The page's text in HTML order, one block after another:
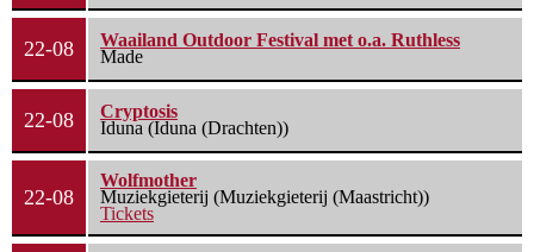
22-08
Waailand Outdoor Festival met o.a. Ruthless
Made
22-08
Cryptosis
Iduna (Iduna (Drachten))
22-08
Wolfmother
Muziekgieterij (Muziekgieterij (Maastricht))
Tickets